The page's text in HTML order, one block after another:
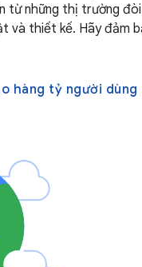
từ những thị trường đòi
và thiết kế. Hãy đảm
hàng tỷ người dùng